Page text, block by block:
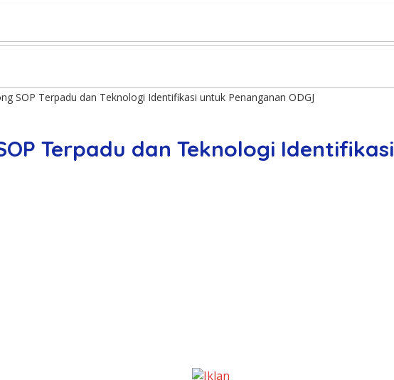
SOP Terpadu dan Teknologi Identifikasi untuk Penanganan ODGJ
Terpadu dan Teknologi